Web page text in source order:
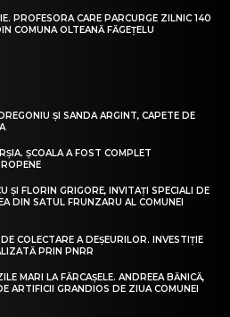
PROFESORA CARE PARCURGE ZILNIC 140
COMUNA OLTEANĂ FĂGEȚELU
ȘI SANDA ARGINT, CAPETE DE
ȘCOALA A FOST COMPLET
ȘI FLORIN GRIGORE, INVITAȚI SPECIALI DE
DIN SATUL FRUNZARU AL COMUNEI
COLECTARE A DEȘEURILOR. INVESTIȚIE
PRIN PNRR
MARI LA FĂRCAȘELE. ANDREEA BĂNICĂ,
ARTIFICII GRANDIOS DE ZIUA COMUNEI